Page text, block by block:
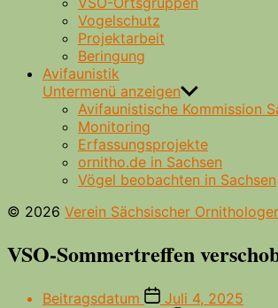
Vogelschutz
Projektarbeit
Beringung
Avifaunistik
Untermenü anzeigen
Avifaunistische Kommission
Monitoring
Erfassungsprojekte
ornitho.de in Sachsen
Vögel beobachten in Sachsen
© 2026 Verein Sächsischer
VSO-Sommertreffen
Beitragsdatum
Juli 4, 2025